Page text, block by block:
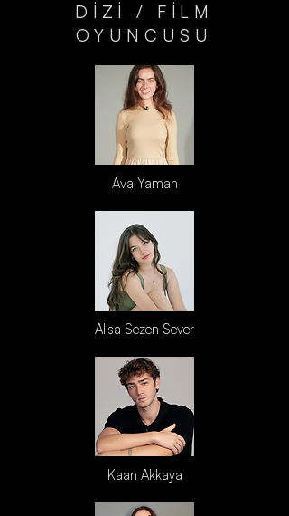
DİZİ / FİLM
OYUNCUSU
Ava Yaman
Alisa Sezen Sever
Kaan Akkaya